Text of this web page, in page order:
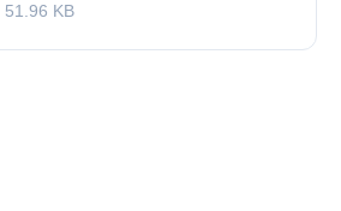
51.96 KB